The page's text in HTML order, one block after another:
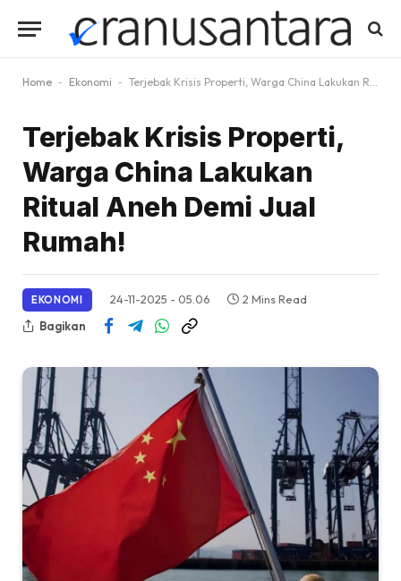
Home - Ekonomi - Terjebak Krisis Properti, Warga China Lakukan Ritual Aneh Demi Jual Rumah!
Terjebak Krisis Properti,
Warga China Lakukan
Ritual Aneh Demi Jual
Rumah!
EKONOMI 24-11-2025 - 05.06
2 Mins Read
Bagikan